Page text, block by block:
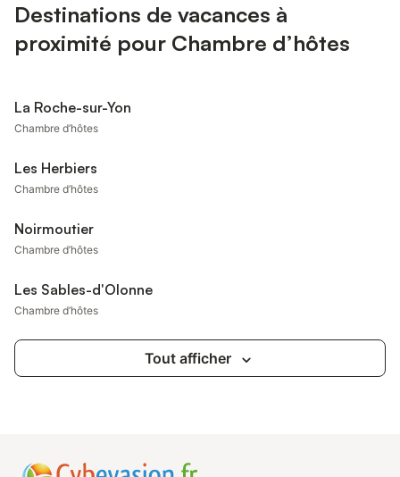
Destinations de vacances à
proximité pour Chambre d’hôtes
La Roche-sur-Yon
Chambre d’hôtes
Les Herbiers
Chambre d’hôtes
Noirmoutier
Chambre d’hôtes
Les Sables-d'Olonne
Chambre d’hôtes
Tout afficher